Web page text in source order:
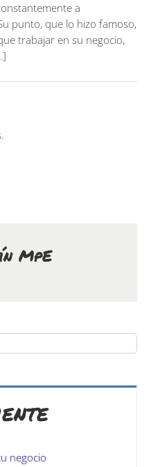
a
punto, que lo hizo famoso,
trabajar en su negocio,
MpE
negocio